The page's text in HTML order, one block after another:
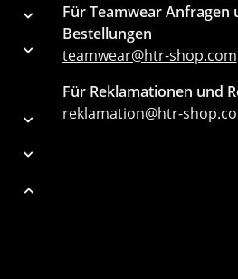
Für Teamwear Anfragen
Bestellungen
teamwear@htr-shop.com
Für Reklamationen und
reklamation@htr-